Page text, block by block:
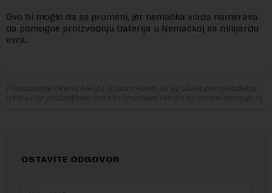
Ovo bi moglo da se promeni, jer nemačka vlada namerava
da pomogne proizvodnju baterija u Nemačkoj sa milijardu
evra.
Preuzimanje delova teksta je dozvoljeno, ali uz obavezno navođenje
izvora i uz postavljanje linka ka izvornom tekstu na novaekonomija.rs
OSTAVITE ODGOVOR